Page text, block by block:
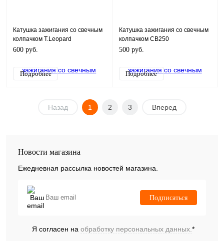
Катушка зажигания со свечным
колпачком T.Leopard
600 руб.
Подробнее
Катушка зажигания со свечным
колпачком CB250
универсальная
500 руб.
Подробнее
Назад 1 2 3 Вперед
Новости магазина
Ежедневная рассылка новостей магазина.
Подписаться
Я согласен на обработку персональных данных.*